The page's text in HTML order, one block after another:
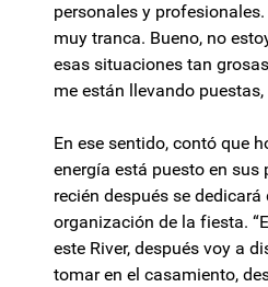
personales y
muy tranca. Bueno, no
esas situaciones tan
me están llevando puestas,
En ese sentido, contó que
energía está puesto en
recién después se dedicará
organización de la fiesta.
este River, después voy a
tomar en el casamiento,